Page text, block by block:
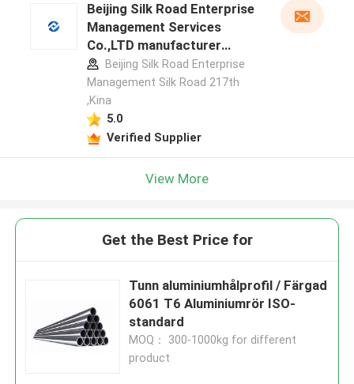
Beijing Silk Road Enterprise
Management Services
Co.,LTD manufacturer
profileBeijing Silk Road Enterprise
Management Silk Road 217th
,Kina
5.0
Verified Supplier
View More
Get the Best Price for
Tunn aluminiumhålprofil / Färgad
6061 T6 Aluminiumrör ISO-
standard
MOQ： 300-1000kg for different
product